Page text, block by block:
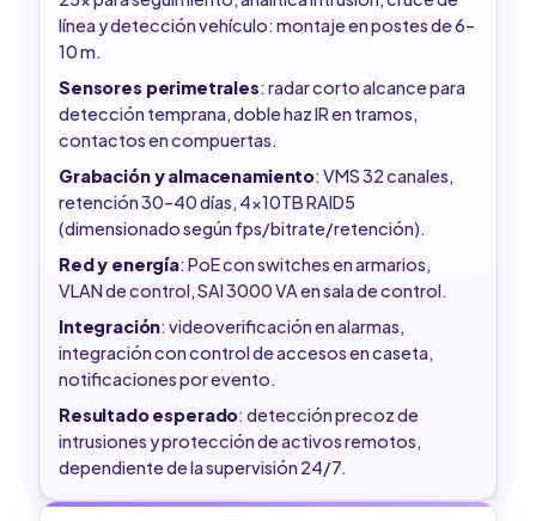
línea y detección vehículo: montaje en postes de 6–
10 m.
Sensores perimetrales: radar corto alcance para
detección temprana, doble haz IR en tramos,
contactos en compuertas.
Grabación y almacenamiento: VMS 32 canales,
retención 30–40 días, 4x10TB RAID5
(dimensionado según fps/bitrate/retención).
Red y energía: PoE con switches en armarios,
VLAN de control, SAI 3000 VA en sala de control.
Integración: videoverificación en alarmas,
integración con control de accesos en caseta,
notificaciones por evento.
Resultado esperado: detección precoz de
intrusiones y protección de activos remotos,
dependiente de la supervisión 24/7.